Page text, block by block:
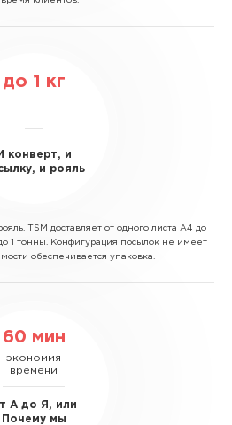
до 1 кг
конверт, и
и рояль
TSM доставляет от одного листа А4 до
1 тонны. Конфигурация посылок не имеет
обеспечивается упаковка.
60 мин
экономия
времени
А до Я, или
Почему мы